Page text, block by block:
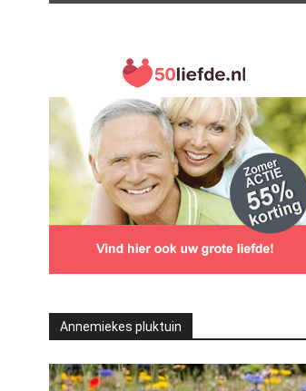
Annemiekes pluktuin